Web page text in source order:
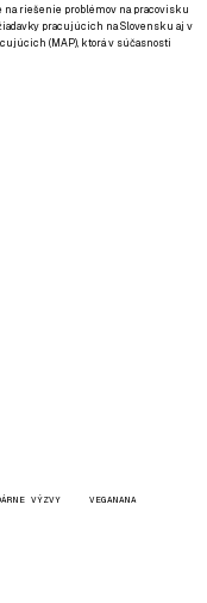
riešenie problémov na pracovisku
pracujúcich na Slovensku aj v
(MAP), ktorá v súčasnosti
VÝZVY VEGANANA